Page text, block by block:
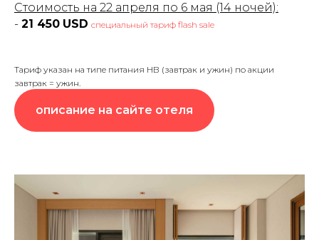
Стоимость на 22 апреля по 6 мая (14 ночей):
- 21 450 USD специальный тариф flash sale
Тариф указан на типе питания НВ (завтрак и ужин) по акции
завтрак = ужин.
описание на сайте отеля